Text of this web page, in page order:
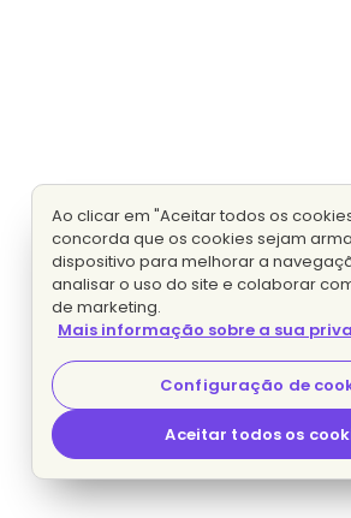
Ao clicar em "Aceitar todos os
concorda que os cookies sejam
dispositivo para melhorar a
analisar o uso do site e colaborar
de marketing.
Mais informação sobre a sua
Configuração de
Aceitar todos os